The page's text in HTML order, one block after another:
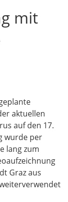
mit
aktuellen
auf den 17.
wurde per
lang zum
Graz aus